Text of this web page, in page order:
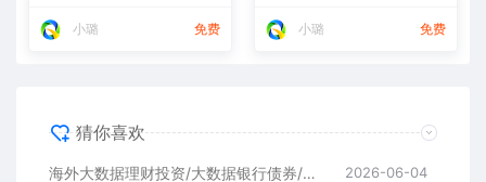
小璐 免费 小璐 免费
猜你喜欢
海外大数据理财投资/大数据银行债券/可自定义产品/促销任务/三级分销 2026-06-04